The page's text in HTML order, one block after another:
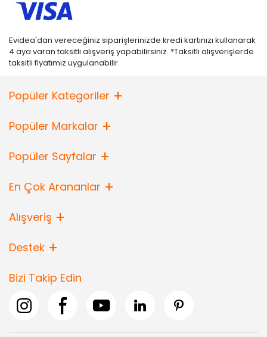
Evidea'dan vereceğiniz siparişlerinizde kredi kartınızı kullanarak
4 aya varan taksitli alışveriş yapabilirsiniz. *Taksitli alışverişlerde
taksitli fiyatımız uygulanabilir.
Popüler Kategoriler
Popüler Markalar
Popüler Sayfalar
En Çok Arananlar
Alışveriş
Destek
Bizi Takip Edin